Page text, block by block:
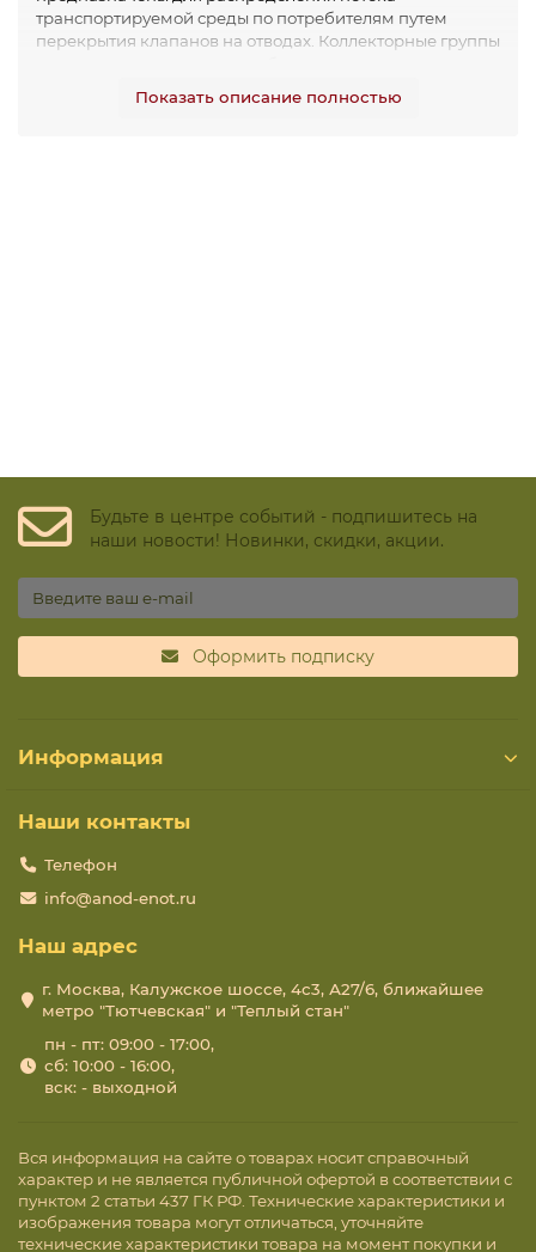
транспортируемой среды по потребителям путем
перекрытия клапанов на отводах. Коллекторные группы
транспортировки жидкости, не агрессивной к
Показать описание полностью
Будьте в центре событий - подпишитесь на
наши новости! Новинки, скидки, акции.
Оформить подписку
Информация
Наши контакты
Телефон
info@anod-enot.ru
Наш адрес
г. Москва, Калужское шоссе, 4с3, А27/6, ближайшее
метро "Тютчевская" и "Теплый стан"
пн - пт: 09:00 - 17:00,
сб: 10:00 - 16:00,
вск: - выходной
Вся информация на сайте о товарах носит справочный
характер и не является публичной офертой в соответствии с
пунктом 2 статьи 437 ГК РФ. Технические характеристики и
изображения товара могут отличаться, уточняйте
технические характеристики товара на момент покупки и